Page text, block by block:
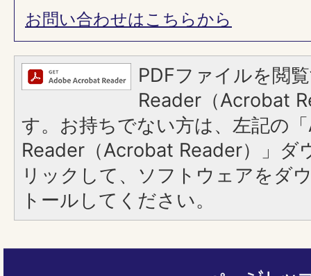
お問い合わせはこちらから
PDFファイルを閲
Reader（Acrobat
す。お持ちでない方は、左記の
Reader（Acrobat Reader）」ダ
リックして、ソフトウェアをダ
トールしてください。